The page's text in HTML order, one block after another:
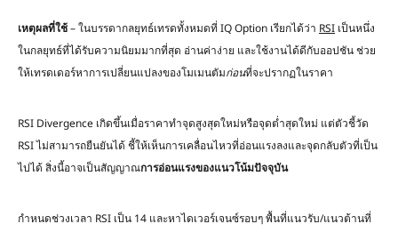
เหตุผลที่ใช้– ในบรรดากลยุทธ์เทรดทั้งหมดที่ IQ Option เรียกได้ว่า RSI เป็นหนึ่ง
ในกลยุทธ์ที่ได้รับความนิยมมากที่สุด อ่านค่าง่าย และใช้งานได้ดีกับออปชัน ช่วย
ให้เทรดเดอร์หาการเปลี่ยนแปลงของโมเมนตัมก่อนที่จะปรากฏในราคา
RSI Divergence เกิดขึ้นเมื่อราคาทำจุดสูงสุดใหม่หรือจุดต่ำสุดใหม่ แต่ตัวชี้วัด
RSI ไม่สามารถยืนยันได้ ชี้ให้เห็นการเคลื่อนไหวที่อ่อนแรงลงและจุดกลับตัวที่เป็น
ไปได้ สิ่งนี้อาจเป็นสัญญาณการอ่อนแรงของแนวโน้มปัจจุบัน
กำหนดช่วงเวลา RSI เป็น 14 และหาไดเวอร์เจนซ์รอบๆ พื้นที่แนวรับ/แนวต้านที่